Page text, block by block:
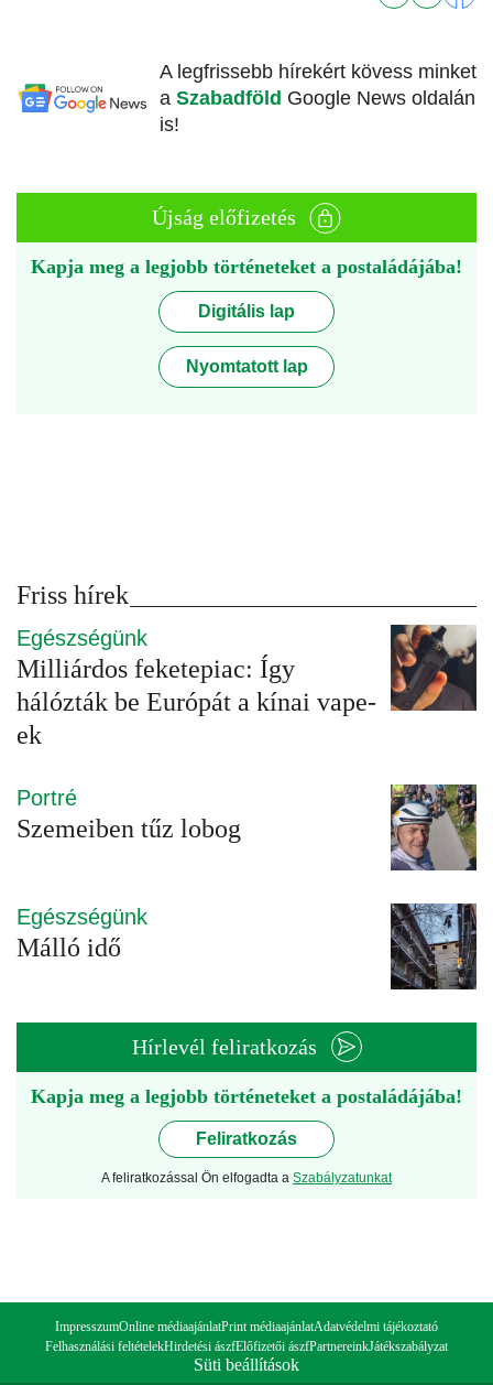
A legfrissebb hírekért kövess minket
a Szabadföld Google News oldalán
is!
Újság előfizetés
Kapja meg a legjobb történeteket a postaládájába!
Digitális lap
Nyomtatott lap
Friss hírek
Egészségünk
Milliárdos feketepiac: Így
hálózták be Európát a kínai vape-
ek
Portré
Szemeiben tűz lobog
Egészségünk
Málló idő
Hírlevél feliratkozás
Kapja meg a legjobb történeteket a postaládájába!
Feliratkozás
A feliratkozással Ön elfogadta a Szabályzatunkat
ImpresszumOnline médiaajánlatPrint médiaajánlatAdatvédelmi tájékoztató
Felhasználási feltételekHirdetési ászfElőfizetői ászfPartnereinkJátékszabályzat
Süti beállítások